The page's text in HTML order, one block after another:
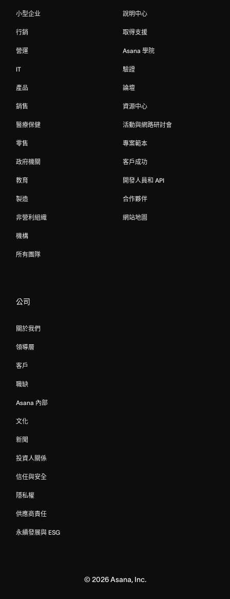
小型企业
行銷
營運
IT
產品
銷售
醫療保健
零售
政府機關
教育
製造
非營利組織
機構
所有團隊
說明中心
取得支援
Asana 學院
驗證
論壇
資源中心
活動與網路研討會
專案範本
客戶成功
開發人員和 API
合作夥伴
網站地圖
公司
關於我們
領導層
客戶
職缺
Asana 內部
文化
新聞
投資人關係
信任與安全
隱私權
供應商責任
永續發展與 ESG
©2026Asana, Inc.